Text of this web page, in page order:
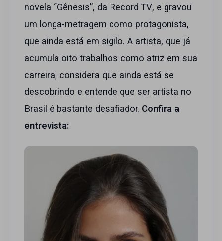
novela “Gênesis”, da Record TV, e gravou
um longa-metragem como protagonista,
que ainda está em sigilo. A artista, que já
acumula oito trabalhos como atriz em sua
carreira, considera que ainda está se
descobrindo e entende que ser artista no
Brasil é bastante desafiador. Confira a
entrevista: